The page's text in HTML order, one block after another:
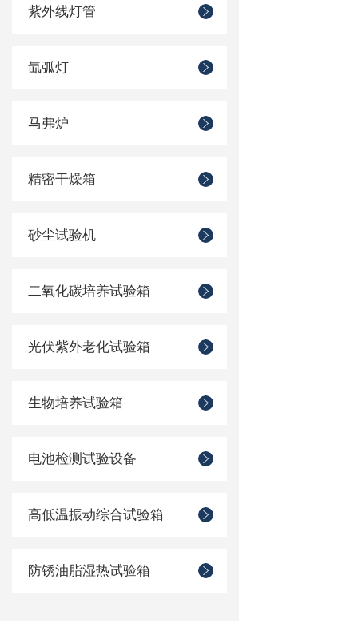
紫外线灯管
氙弧灯
马弗炉
精密干燥箱
砂尘试验机
二氧化碳培养试验箱
光伏紫外老化试验箱
生物培养试验箱
电池检测试验设备
高低温振动综合试验箱
防锈油脂湿热试验箱